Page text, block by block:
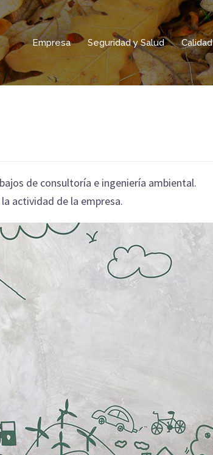
Empresa Seguridad y Salud Calidad
de consultoría e ingeniería ambiental.
actividad de la empresa.